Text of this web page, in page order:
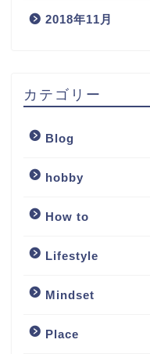
2018年11月
カテゴリー
Blog
hobby
How to
Lifestyle
Mindset
Place